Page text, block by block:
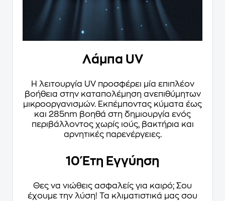
Λάμπα UV
Η λειτουργία UV προσφέρει μία επιπλέον
βοήθεια στην καταπολέμηση ανεπιθύμητων
μικροοργανισμών. Εκπέμποντας κύματα έως
και 285nm βοηθά στη δημιουργία ενός
περιβάλλοντος χωρίς ιούς, βακτήρια και
αρνητικές παρενέργειες.
10 Έτη Εγγύηση
Θες να νιώθεις ασφαλείς για καιρό; Σου
έχουμε την λύση! Τα κλιματιστικά μας σου